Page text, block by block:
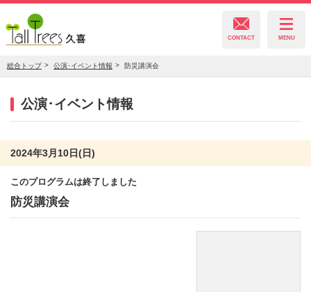
MENU
CONTACT
総合トップ 公演･イベント情報 防災講演会
公演･イベント情報
2024年3月10日(日)
このプログラムは終了しました
防災講演会
久喜総合文化会館
栗橋文化会館